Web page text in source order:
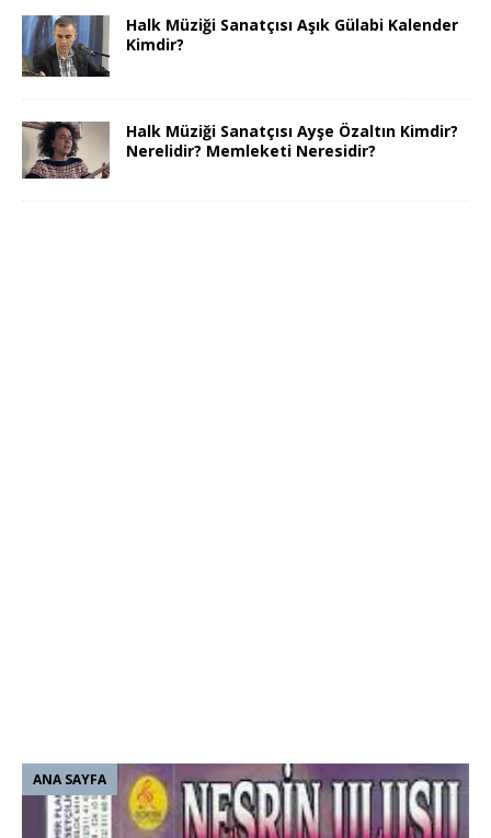
Halk Müziği Sanatçısı Aşık Gülabi Kalender
Kimdir?
Halk Müziği Sanatçısı Ayşe Özaltın Kimdir?
Nerelidir? Memleketi Neresidir?
ANA SAYFA